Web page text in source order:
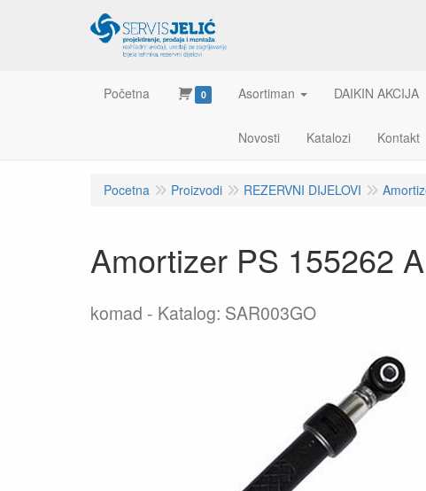
Početna 0 Asortiman DAIKIN AKCIJA
Novosti Katalozi Kontakt
Pocetna Proizvodi REZERVNI DIJELOVI
Amortizer PS 155262
komad Katalog: SAR003GO